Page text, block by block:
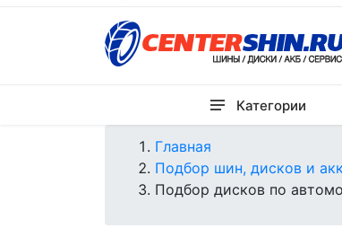
Категории
Главная
Подбор шин, дисков и
Подбор дисков по